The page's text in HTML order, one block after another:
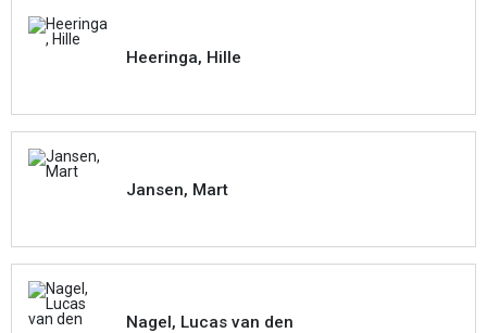
Heeringa, Hille
Jansen, Mart
Nagel, Lucas van den